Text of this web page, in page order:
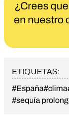
¿Crees
en nuestro
ETIQUETAS:
#España#clima
#sequía